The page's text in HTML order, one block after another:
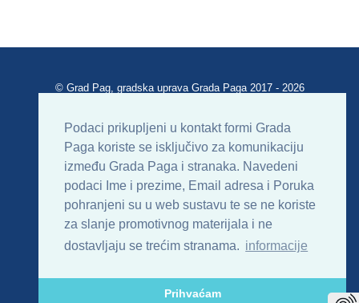
Podaci prikupljeni u kontakt formi Grada
Paga koriste se isključivo za komunikaciju
između Grada Paga i stranaka. Navedeni
podaci Ime i prezime, Email adresa i Poruka
pohranjeni su u web sustavu te se ne koriste
za slanje promotivnog materijala i ne
dostavljaju se trećim stranama. informacije
Prihvaćam
© Grad Pag, gradska uprava Grada Paga 2017 - 2026
Uvjeti korištenja Impressum
Kontakt
Sitemap
RSS